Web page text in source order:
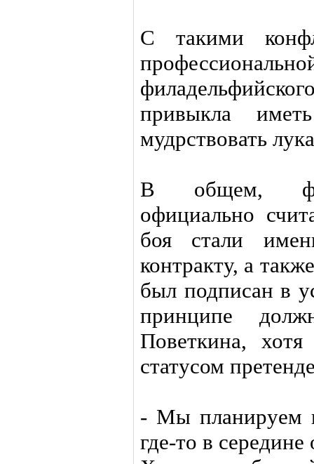
С такими
привыкла
мудрствовать
В общем,
официально
боя стали
контракту, а
был подписан в
принципе
Поветкина,
статусом
- Мы планируем
где-то в середине